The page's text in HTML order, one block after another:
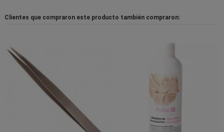
Clientes que compraron este producto también compraron: